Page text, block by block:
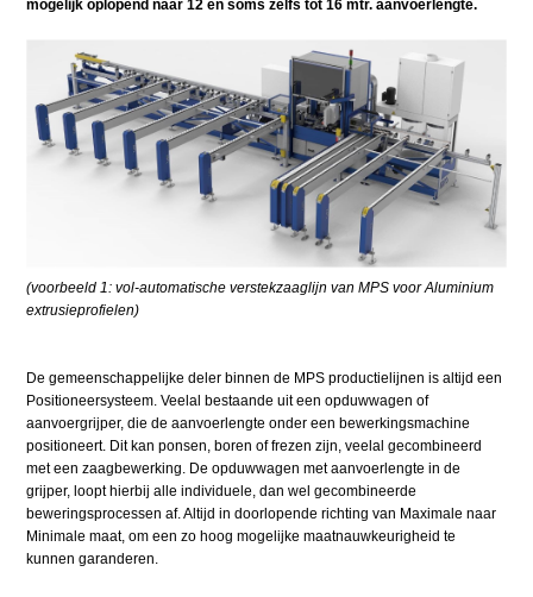
mogelijk oplopend naar 12 en soms zelfs tot 16 mtr. aanvoerlengte.
(voorbeeld 1: vol-automatische verstekzaaglijn van MPS voor Aluminium
extrusieprofielen)
De gemeenschappelijke deler binnen de MPS productielijnen is altijd een
Positioneersysteem. Veelal bestaande uit een opduwwagen of
aanvoergrijper, die de aanvoerlengte onder een bewerkingsmachine
positioneert. Dit kan ponsen, boren of frezen zijn, veelal gecombineerd
met een zaagbewerking. De opduwwagen met aanvoerlengte in de
grijper, loopt hierbij alle individuele, dan wel gecombineerde
beweringsprocessen af. Altijd in doorlopende richting van Maximale naar
Minimale maat, om een zo hoog mogelijke maatnauwkeurigheid te
kunnen garanderen.